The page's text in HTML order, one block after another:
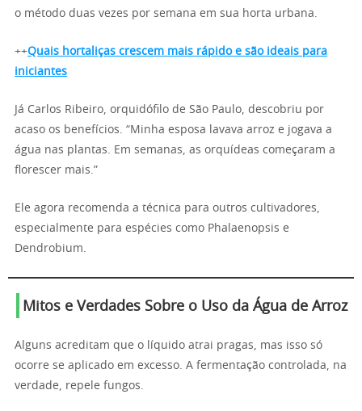
o método duas vezes por semana em sua horta urbana.
++Quais hortaliças crescem mais rápido e são ideais para
iniciantes
Já Carlos Ribeiro, orquidófilo de São Paulo, descobriu por
acaso os benefícios. “Minha esposa lavava arroz e jogava a
água nas plantas. Em semanas, as orquídeas começaram a
florescer mais.”
Ele agora recomenda a técnica para outros cultivadores,
especialmente para espécies como Phalaenopsis e
Dendrobium.
Mitos e Verdades Sobre o Uso da Água de Arroz
Alguns acreditam que o líquido atrai pragas, mas isso só
ocorre se aplicado em excesso. A fermentação controlada, na
verdade, repele fungos.